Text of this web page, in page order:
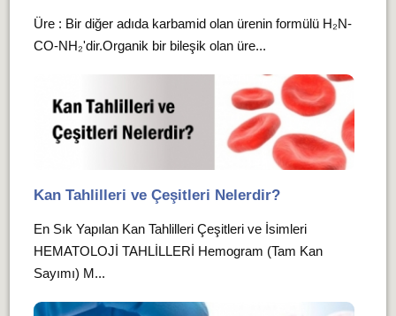
Üre : Bir diğer adıda karbamid olan ürenin formülü H₂N-
CO-NH₂'dir.Organik bir bileşik olan üre...
Kan Tahlilleri ve Çeşitleri Nelerdir?
En Sık Yapılan Kan Tahlilleri Çeşitleri ve İsimleri
HEMATOLOJİ TAHLİLLERİ Hemogram (Tam Kan
Sayımı) M...